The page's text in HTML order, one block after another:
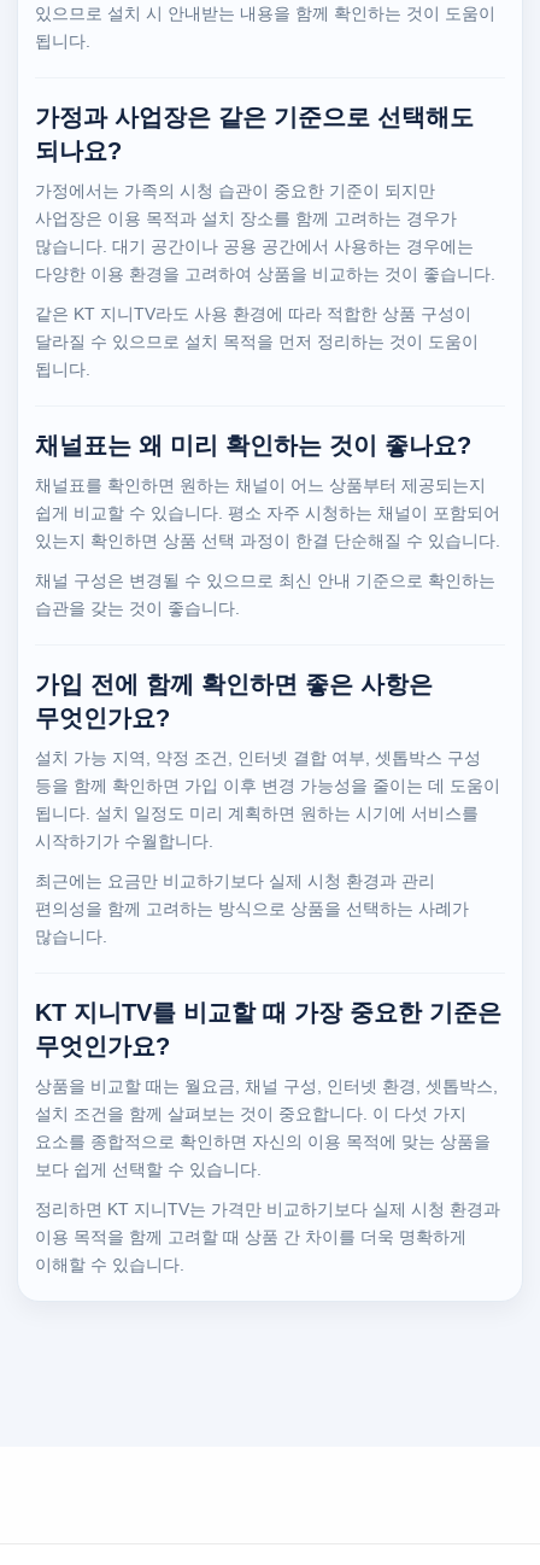
있으므로 설치 시 안내받는 내용을 함께 확인하는 것이 도움이
됩니다.
가정과 사업장은 같은 기준으로 선택해도
되나요?
가정에서는 가족의 시청 습관이 중요한 기준이 되지만
사업장은 이용 목적과 설치 장소를 함께 고려하는 경우가
많습니다. 대기 공간이나 공용 공간에서 사용하는 경우에는
다양한 이용 환경을 고려하여 상품을 비교하는 것이 좋습니다.
같은 KT 지니TV라도 사용 환경에 따라 적합한 상품 구성이
달라질 수 있으므로 설치 목적을 먼저 정리하는 것이 도움이
됩니다.
채널표는 왜 미리 확인하는 것이 좋나요?
채널표를 확인하면 원하는 채널이 어느 상품부터 제공되는지
쉽게 비교할 수 있습니다. 평소 자주 시청하는 채널이 포함되어
있는지 확인하면 상품 선택 과정이 한결 단순해질 수 있습니다.
채널 구성은 변경될 수 있으므로 최신 안내 기준으로 확인하는
습관을 갖는 것이 좋습니다.
가입 전에 함께 확인하면 좋은 사항은
무엇인가요?
설치 가능 지역, 약정 조건, 인터넷 결합 여부, 셋톱박스 구성
등을 함께 확인하면 가입 이후 변경 가능성을 줄이는 데 도움이
됩니다. 설치 일정도 미리 계획하면 원하는 시기에 서비스를
시작하기가 수월합니다.
최근에는 요금만 비교하기보다 실제 시청 환경과 관리
편의성을 함께 고려하는 방식으로 상품을 선택하는 사례가
많습니다.
KT 지니TV를 비교할 때 가장 중요한 기준은
무엇인가요?
상품을 비교할 때는 월요금, 채널 구성, 인터넷 환경, 셋톱박스,
설치 조건을 함께 살펴보는 것이 중요합니다. 이 다섯 가지
요소를 종합적으로 확인하면 자신의 이용 목적에 맞는 상품을
보다 쉽게 선택할 수 있습니다.
정리하면 KT 지니TV는 가격만 비교하기보다 실제 시청 환경과
이용 목적을 함께 고려할 때 상품 간 차이를 더욱 명확하게
이해할 수 있습니다.